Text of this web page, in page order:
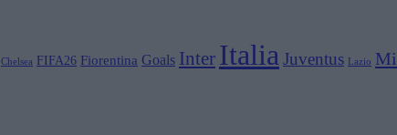
Chelsea FIFA26 Fiorentina Goals Inter Italia Juventus Lazio